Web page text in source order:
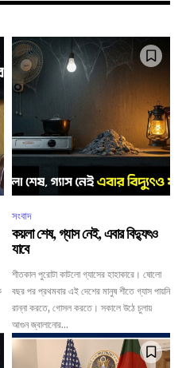
সংবাদ
কয়লা শেষ, গ্যাস নেই, এবার বিদ্যুৎও
যাবে
শীতকাল পুরোটা কাটলো গ্যাসের হাহাকারে। ষোলো
বছর পর প্রথমবার এই দেশের মানুষ শীতে গ্যাস পায়নি
রান্না করতে, গোসল করতে। সকালে উঠে চুলায়
আগুন জ্বালানোর...